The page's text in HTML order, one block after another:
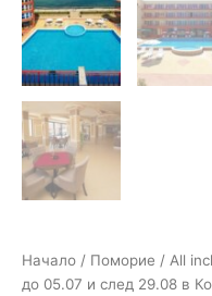
Начало / Поморие / All
до 05.07 и след 29.08 в